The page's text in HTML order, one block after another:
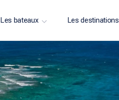
Les bateaux Les destinations